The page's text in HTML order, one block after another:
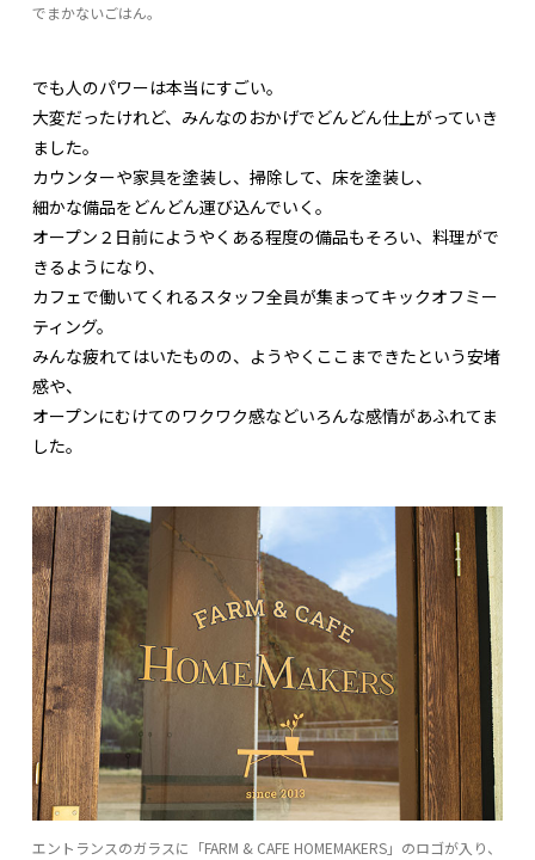
でまかないごはん。
でも人のパワーは本当にすごい。
大変だったけれど、みんなのおかげでどんどん仕上がっていき
ました。
カウンターや家具を塗装し、掃除して、床を塗装し、
細かな備品をどんどん運び込んでいく。
オープン２日前にようやくある程度の備品もそろい、料理がで
きるようになり、
カフェで働いてくれるスタッフ全員が集まってキックオフミー
ティング。
みんな疲れてはいたものの、ようやくここまできたという安堵
感や、
オープンにむけてのワクワク感などいろんな感情があふれてま
した。
エントランスのガラスに「FARM & CAFE HOMEMAKERS」のロゴが入り、